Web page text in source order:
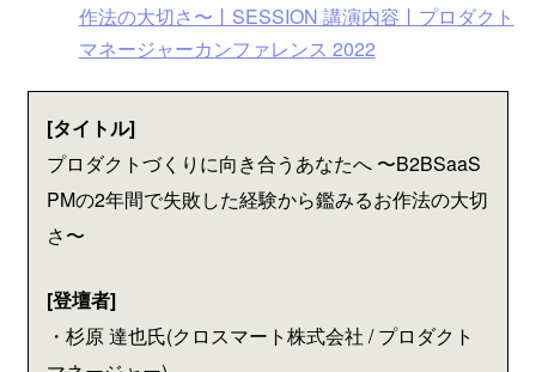
作法の大切さ〜丨SESSION 講演内容丨プロダクト
マネージャーカンファレンス 2022
[タイトル]
プロダクトづくりに向き合うあなたへ 〜B2BSaaS
PMの2年間で失敗した経験から鑑みるお作法の大切
さ〜
[登壇者]
・杉原 達也氏(クロスマート株式会社 / プロダクト